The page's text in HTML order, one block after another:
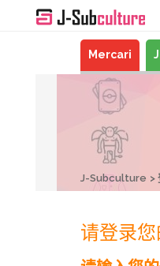
Mercari
J-Subculture
请登录